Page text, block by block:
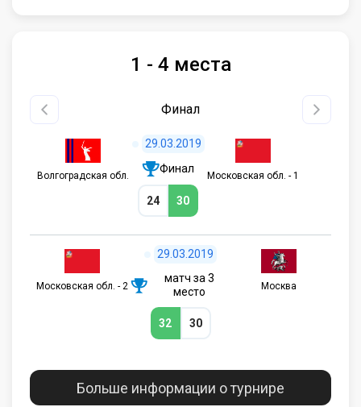
1 - 4 места
Финал
Волгоградская обл.
29.03.2019
Финал
24 30
Московская обл. - 1
Московская обл. - 2
29.03.2019
матч за 3
место
32 30
Москва
Больше информации о турнире